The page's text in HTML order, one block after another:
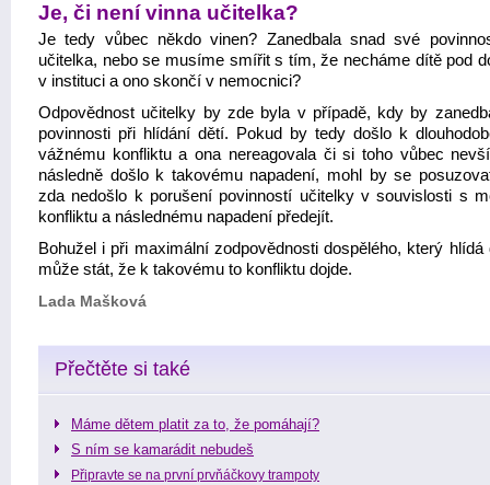
Je, či není vinna učitelka?
Je tedy vůbec někdo vinen? Zanedbala snad své
učitelka, nebo se musíme smířit s tím, že necháme dítě pod
v instituci a ono skončí v nemocnici?
Odpovědnost učitelky by zde byla v případě, kdy by
povinnosti při hlídání dětí. Pokud by tedy došlo k
vážnému konfliktu a ona nereagovala či si toho vůbec
následně došlo k takovému napadení, mohl by se
zda nedošlo k porušení povinností učitelky v souvislosti s
konfliktu a následnému napadení předejít.
Bohužel i při maximální zodpovědnosti dospělého, který hlídá
může stát, že k takovému to konfliktu dojde.
Lada Mašková
Přečtěte si také
Máme dětem platit za to, že pomáhají?
S ním se kamarádit nebudeš
Připravte se na první prvňáčkovy trampoty